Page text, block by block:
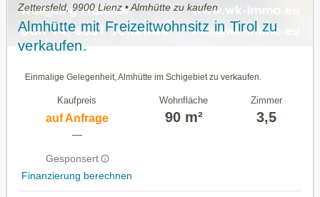
Zettersfeld, 9900 Lienz • Almhütte zu kaufen
Almhütte mit Freizeitwohnsitz in Tirol zu
verkaufen.
Einmalige Gelegenheit, Almhütte im Schigebiet zu verkaufen.
Kaufpreis
auf Anfrage
—
Gesponsert
Finanzierung berechnen
Wohnfläche
90 m²
Zimmer
3,5